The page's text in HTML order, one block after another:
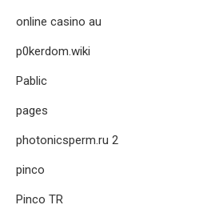
online casino au
p0kerdom.wiki
Pablic
pages
photonicsperm.ru 2
pinco
Pinco TR